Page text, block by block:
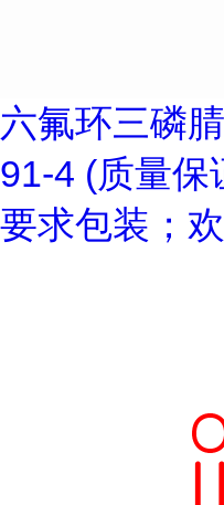
六氟环三磷
91-4 (质量保
要求包装；欢